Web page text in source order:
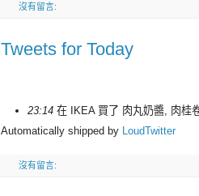
沒有留言:
Tweets for Today
23:14 在 IKEA 買了 肉丸奶醬, 肉桂
Automatically shipped by LoudTwitter
沒有留言: